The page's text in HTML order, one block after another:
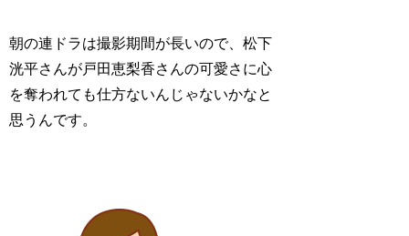
朝の連ドラは撮影期間が長いので、松下
洸平さんが戸田恵梨香さんの可愛さに心
を奪われても仕方ないんじゃないかなと
思うんです。